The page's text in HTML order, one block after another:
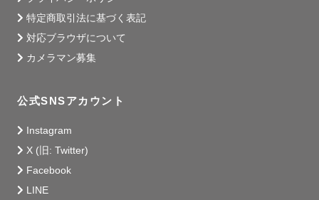
特定商取引法に基づく表記
対応ブラウザについて
カメラマン募集
公式SNSアカウント
Instagram
X (旧: Twitter)
Facebook
LINE